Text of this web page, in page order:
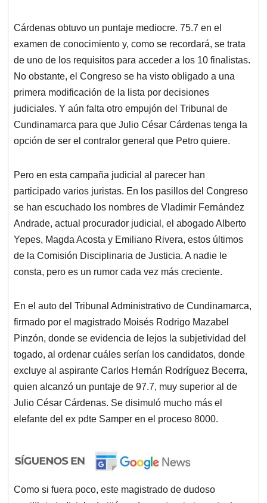
Cárdenas obtuvo un puntaje mediocre. 75.7 en el
examen de conocimiento y, como se recordará, se trata
de uno de los requisitos para acceder a los 10 finalistas.
No obstante, el Congreso se ha visto obligado a una
primera modificación de la lista por decisiones
judiciales. Y aún falta otro empujón del Tribunal de
Cundinamarca para que Julio César Cárdenas tenga la
opción de ser el contralor general que Petro quiere.
Pero en esta campaña judicial al parecer han
participado varios juristas. En los pasillos del Congreso
se han escuchado los nombres de Vladimir Fernández
Andrade, actual procurador judicial, el abogado Alberto
Yepes, Magda Acosta y Emiliano Rivera, estos últimos
de la Comisión Disciplinaria de Justicia. A nadie le
consta, pero es un rumor cada vez más creciente.
En el auto del Tribunal Administrativo de Cundinamarca,
firmado por el magistrado Moisés Rodrigo Mazabel
Pinzón, donde se evidencia de lejos la subjetividad del
togado, al ordenar cuáles serían los candidatos, donde
excluye al aspirante Carlos Hernán Rodríguez Becerra,
quien alcanzó un puntaje de 97.7, muy superior al de
Julio César Cárdenas. Se disimuló mucho más el
elefante del ex pdte Samper en el proceso 8000.
Como si fuera poco, este magistrado de dudoso